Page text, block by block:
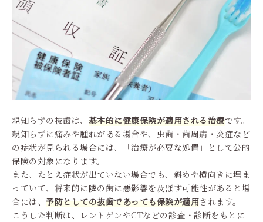
親知らずの抜歯は、 基本的に健康保険が適用される治療です。
親知らずに痛みや腫れがある場合や、虫歯・歯周病・炎症など
の症状が見られる場合には、「治療が必要な処置」として公的
保険の対象になります。
また、たとえ症状が出ていない場合でも、斜めや横向きに埋ま
っていて、将来的に隣の歯に悪影響を及ぼす可能性があると場
合には、 予防としての抜歯であっても保険が適用されます。
こうした判断は、レントゲンやCTなどの診査・診断をもとに